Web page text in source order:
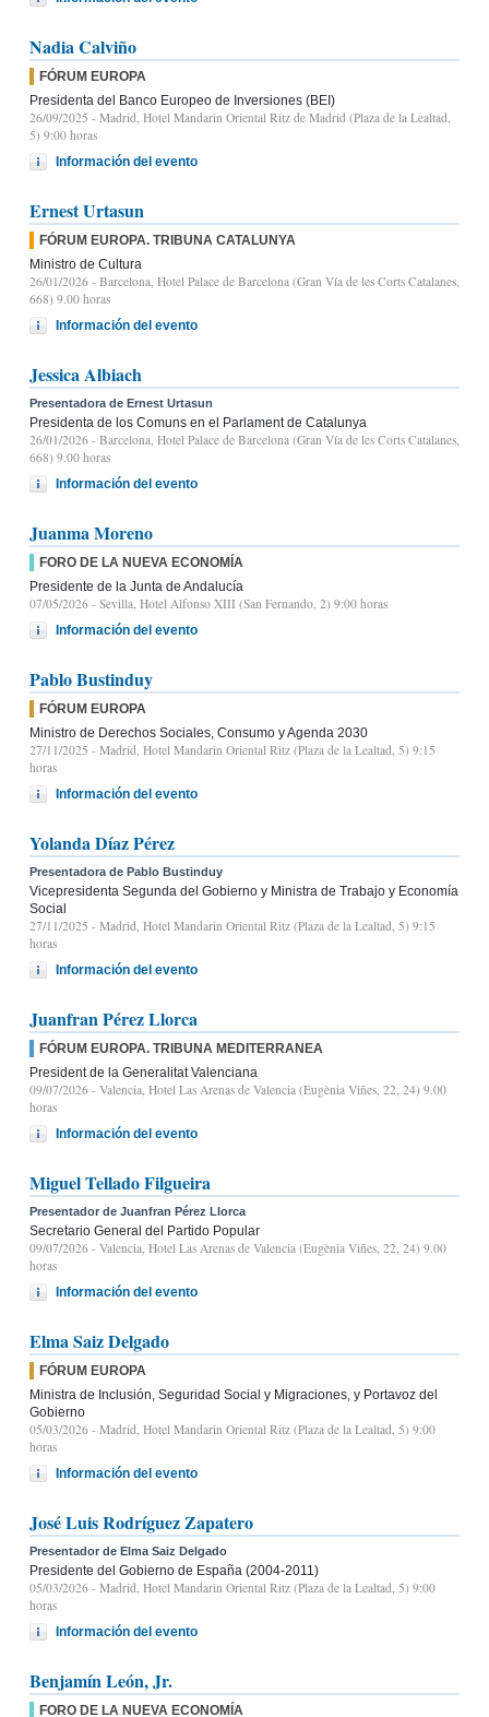
Nadia Calviño
FÓRUM EUROPA
Presidenta del Banco Europeo de Inversiones (BEI)
26/09/2025 - Madrid, Hotel Mandarin Oriental Ritz de Madrid (Plaza de la Lealtad,
5) 9:00 horas
Información del evento
Ernest Urtasun
FÓRUM EUROPA. TRIBUNA CATALUNYA
Ministro de Cultura
26/01/2026 - Barcelona, Hotel Palace de Barcelona (Gran Vía de les Corts Catalanes,
668) 9.00 horas
Información del evento
Jessica Albiach
Presentadora de Ernest Urtasun
Presidenta de los Comuns en el Parlament de Catalunya
26/01/2026 - Barcelona, Hotel Palace de Barcelona (Gran Vía de les Corts Catalanes,
668) 9.00 horas
Información del evento
Juanma Moreno
FORO DE LA NUEVA ECONOMÍA
Presidente de la Junta de Andalucía
07/05/2026 - Sevilla, Hotel Alfonso XIII (San Fernando, 2) 9:00 horas
Información del evento
Pablo Bustinduy
FÓRUM EUROPA
Ministro de Derechos Sociales, Consumo y Agenda 2030
27/11/2025 - Madrid, Hotel Mandarin Oriental Ritz (Plaza de la Lealtad, 5) 9:15
horas
Información del evento
Yolanda Díaz Pérez
Presentadora de Pablo Bustinduy
Vicepresidenta Segunda del Gobierno y Ministra de Trabajo y Economía
Social
27/11/2025 - Madrid, Hotel Mandarin Oriental Ritz (Plaza de la Lealtad, 5) 9:15
horas
Información del evento
Juanfran Pérez Llorca
FÓRUM EUROPA. TRIBUNA MEDITERRANEA
President de la Generalitat Valenciana
09/07/2026 - Valencia, Hotel Las Arenas de Valencia (Eugènia Viñes, 22, 24) 9.00
horas
Información del evento
Miguel Tellado Filgueira
Presentador de Juanfran Pérez Llorca
Secretario General del Partido Popular
09/07/2026 - Valencia, Hotel Las Arenas de Valencia (Eugènia Viñes, 22, 24) 9.00
horas
Información del evento
Elma Saiz Delgado
FÓRUM EUROPA
Ministra de Inclusión, Seguridad Social y Migraciones, y Portavoz del
Gobierno
05/03/2026 - Madrid, Hotel Mandarin Oriental Ritz (Plaza de la Lealtad, 5) 9:00
horas
Información del evento
José Luis Rodríguez Zapatero
Presentador de Elma Saiz Delgado
Presidente del Gobierno de España (2004-2011)
05/03/2026 - Madrid, Hotel Mandarin Oriental Ritz (Plaza de la Lealtad, 5) 9:00
horas
Información del evento
Benjamín León, Jr.
FORO DE LA NUEVA ECONOMÍA